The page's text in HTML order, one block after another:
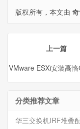
版权所有，本文由
上一篇
VMware ESXi安装高
分类推荐文章
华三交换机IRF堆叠